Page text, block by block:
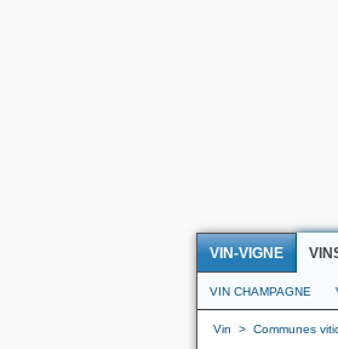
VIN-VIGNE
VIN CHAMPAGNE
Vin > Communes